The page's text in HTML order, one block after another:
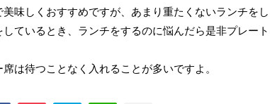
味しくおすすめですが、あまり重たくないランチをし
ているとき、ランチをするのに悩んだら是非プレート
は待つことなく入れることが多いですよ。